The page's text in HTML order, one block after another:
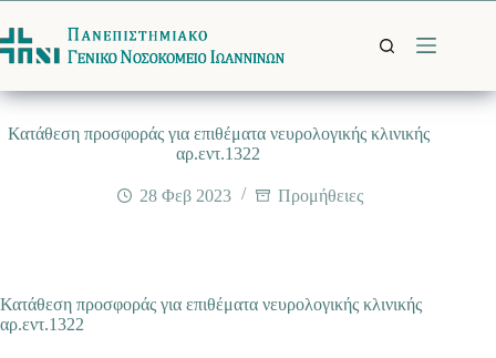
στο
περιεχόμενο
Κατάθεση προσφοράς για επιθέματα νευρολογικής κλινικής
αρ.εντ.1322
28 Φεβ 2023 Προμήθειες
Κατάθεση προσφοράς για επιθέματα νευρολογικής κλινικής
αρ.εντ.1322